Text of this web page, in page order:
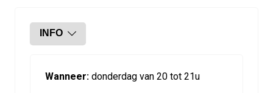
INFO
Wanneer: donderdag van 20 tot 21u